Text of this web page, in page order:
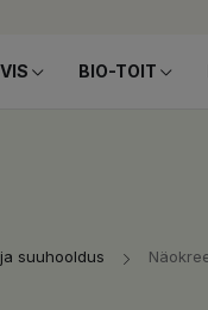
BIO-TOIT
suuhooldus